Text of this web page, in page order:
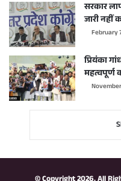
सरकार
जारी नहीं
February
प्रियंका
महत्वपूर्ण